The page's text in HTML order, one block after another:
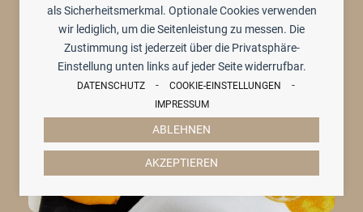
als Sicherheitsmerkmal. Optionale Cookies verwenden
wir lediglich, um die Seitenleistung zu messen. Die
Zustimmung ist jederzeit über die Privatsphäre-
Einstellung unten links auf jeder Seite widerrufbar.
DATENSCHUTZ - COOKIE-EINSTELLUNGEN -
IMPRESSUM
AKZEPTIEREN
ABLEHNEN